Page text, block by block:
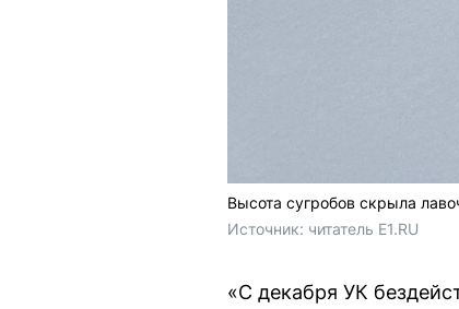
Высота сугробов скрыла
Источник: читатель E1.RU
«С декабря УК